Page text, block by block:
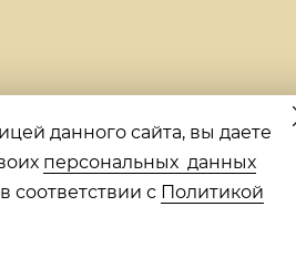
данного сайта, вы даете
персональных данных
в соответствии с Политикой